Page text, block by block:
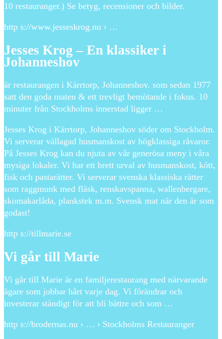
10 restauranger.) Se betyg, recensioner och bilder.
http s://www.jesseskrog.nu › …
Jesses Krog – En klassiker i
Johanneshov
är restaurangen i Kärrtorp, Johanneshov. som sedan 1977
satt den goda maten & ett trevligt bemötande i fokus. 10
minuter från Stockholms innerstad ligger …
Jesses Krog i Kärrtorp, Johanneshov söder om Stockholm.
Vi serverar vällagad husmanskost av högklassiga råvaror.
På Jesses Krog kan du njuta av vår generösa meny i våra
mysiga lokaler. Vi har ett brett urval av husmanskost, kött,
fisk och pastarätter. Vi serverar svenska klassiska rätter
som raggmunk med fläsk, renskavspanna, wallenbergare,
skomakarlåda, plankstek m.m. Svensk mat när den är som
godast!
http s://tillmarie.se
Vi går till Marie
Vi går till Marie är en familjerestaurang med närvarande
ägare som jobbar hårt varje dag. Vi förändrar och
investerar ständigt för att bli bättre och som …
http s://brodernas.nu › … › Stockholms Restauranger